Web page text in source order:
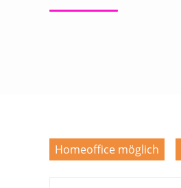
Homeoffice möglich